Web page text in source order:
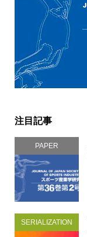
注目記事
PAPER
SERIALIZATION